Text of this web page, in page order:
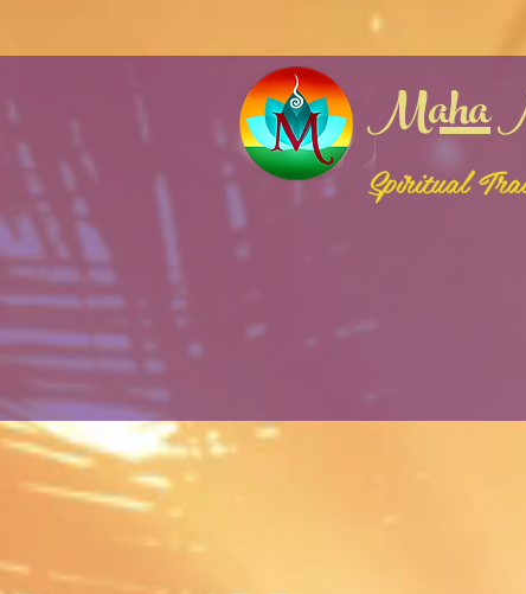
Spiritual
Maha